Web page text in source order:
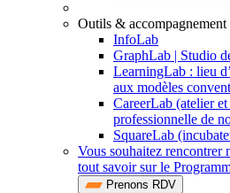
Outils & accompagnement
InfoLab
GraphLab | Studio
LearningLab : lieu
aux modèles
CareerLab (atelier
professionnelle de
SquareLab
Vous souhaitez rencontrer
tout savoir sur le
Prenons RDV